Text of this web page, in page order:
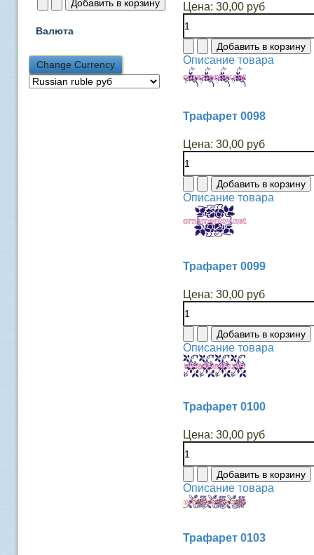
Валюта
Цена: 30,00 руб
Описание товара
Трафарет 0098
Цена: 30,00 руб
Описание товара
Трафарет 0099
Цена: 30,00 руб
Описание товара
Трафарет 0100
Цена: 30,00 руб
Описание товара
Трафарет 0103